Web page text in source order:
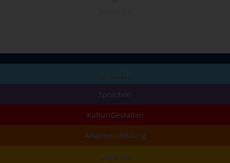
Beruf/EDV
Sprachen
Kultur/Gestalten
Allgemeinbildung
junge vhs